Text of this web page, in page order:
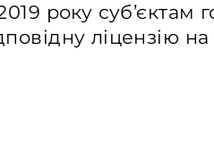
року суб’єктам
ліцензію на